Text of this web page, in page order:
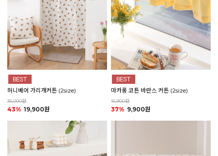
허니베어 가리개커튼 (2size)
35,000원
43% 19,900원
마카롱 코튼 바란스 커튼 (2size)
15,900원
37% 9,900원